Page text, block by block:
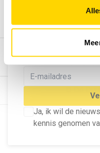
MELD U AAN
NIEUWSBRIEF
Blijf op de hoogte
Ja, ik wil de
kennis genomen
Bekijk hier de
© Dé